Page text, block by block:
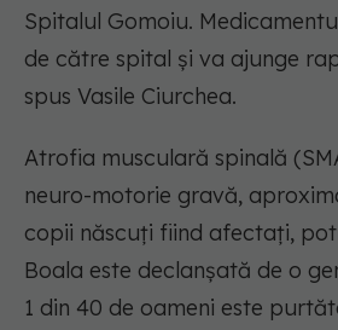
Spitalul Gomoiu.
de către spital și va ajunge
spus Vasile Ciurchea.
Atrofia musculară spinală
neuro-motorie gravă,
copii născuți fiind afectați,
Boala este declanșată de o
1 din 40 de oameni este